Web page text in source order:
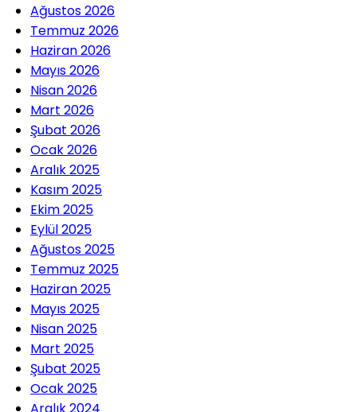
Ağustos 2026
Temmuz 2026
Haziran 2026
Mayıs 2026
Nisan 2026
Mart 2026
Şubat 2026
Ocak 2026
Aralık 2025
Kasım 2025
Ekim 2025
Eylül 2025
Ağustos 2025
Temmuz 2025
Haziran 2025
Mayıs 2025
Nisan 2025
Mart 2025
Şubat 2025
Ocak 2025
Aralık 2024